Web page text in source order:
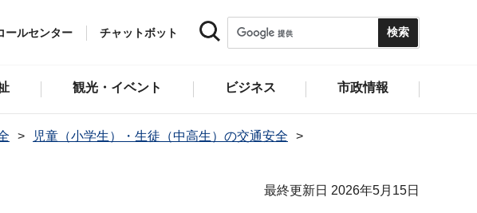
ールセンター チャットボット
観光・イベント ビジネス 市政情報
児童（小学生）・生徒（中高生）の交通安全
最終更新日 2026年5月15日